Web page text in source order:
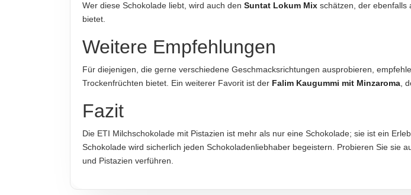
ETI Gıda Sanayi ve Ticaret A.Ş., Organize Sanayi Bölgesi, 26110 Eskişehir, Türkei
ETI Gıda Sanayi ve Ticaret A.Ş., Barbaros Mah. Karanfil Sk. No: 2, 34572 İstanbul,
Hinweis zur Haftung: Für die vorstehenden Angaben wird keine Haftung übernommen. Bitte prüfen Sie die
Wer diese Schokolade liebt, wird auch den Suntat Lokum Mix schätzen, der ebenfalls
bietet.
Weitere Empfehlungen
Für diejenigen, die gerne verschiedene Geschmacksrichtungen ausprobieren,
Trockenfrüchten bietet. Ein weiterer Favorit ist der Falim Kaugummi mit Minzaroma ,
Fazit
Die ETI Milchschokolade mit Pistazien ist mehr als nur eine Schokolade; sie ist ein
Schokolade wird sicherlich jeden Schokoladenliebhaber begeistern. Probieren Sie sie
und Pistazien verführen.